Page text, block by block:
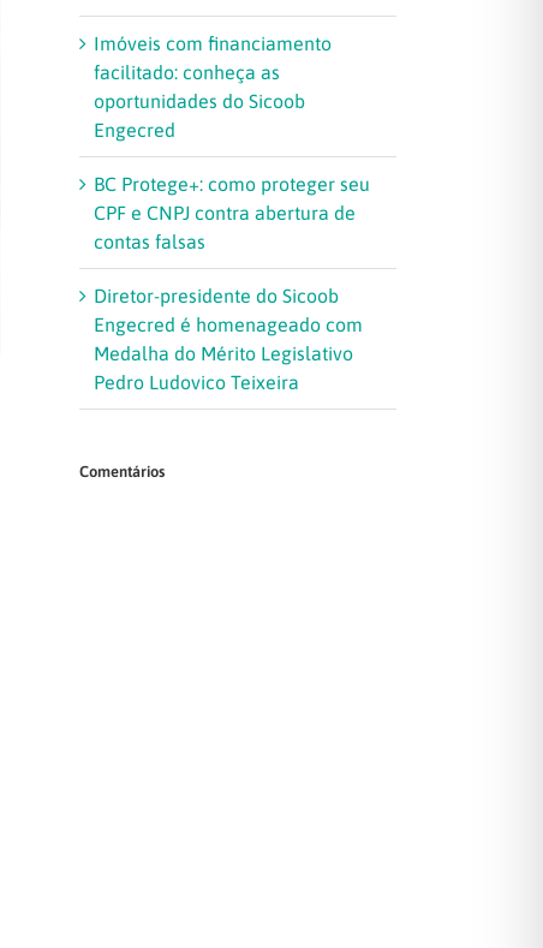
Imóveis com financiamento
facilitado: conheça as
oportunidades do Sicoob
Engecred
BC Protege+: como proteger seu
CPF e CNPJ contra abertura de
contas falsas
Diretor-presidente do Sicoob
Engecred é homenageado com
Medalha do Mérito Legislativo
Pedro Ludovico Teixeira
Comentários